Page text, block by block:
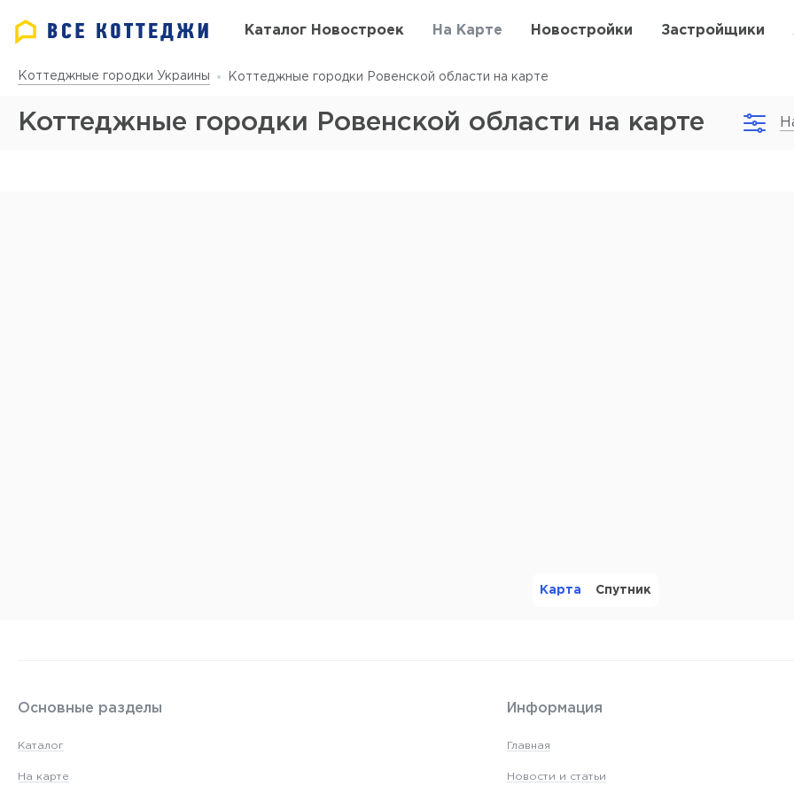
Каталог Новостроек На Карте Новостройки Застройщики
Коттеджные городки Украины Коттеджные городки Ровенской области на карте
Коттеджные городки Ровенской области на карте
Карта Спутник
Основные разделы
Каталог
На карте
Информация
Главная
Новости и статьи